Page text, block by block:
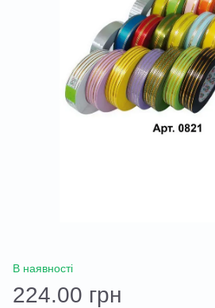
В наявності
224.00 грн